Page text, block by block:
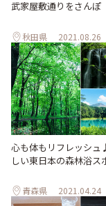
武家屋敷通りをさんぽ
秋田県 2021.08.26
心も体もリフレッシ
しい東日本の森林浴ス
青森県 2021.04.24